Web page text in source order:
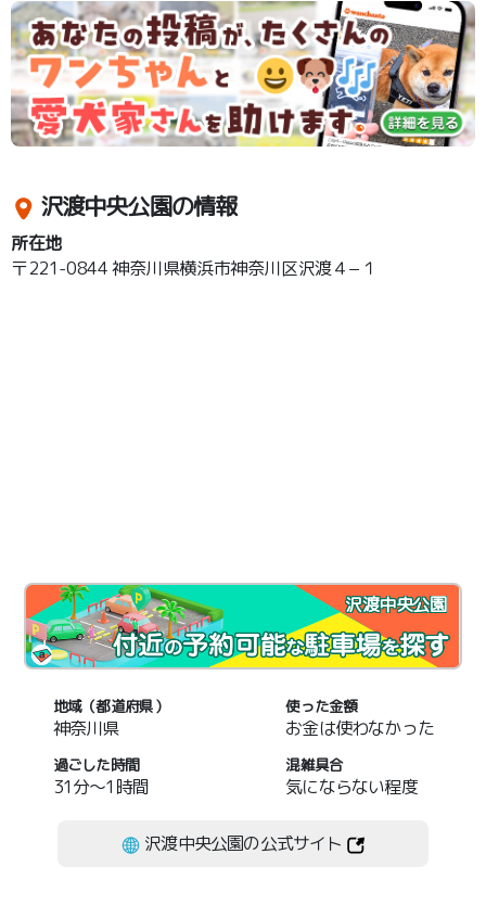
沢渡中央公園の情報
所在地
〒221-0844 神奈川県横浜市神奈川区沢渡４−１
沢渡中央公園
地域（都道府県）
神奈川県
使った金額
お金は使わなかった
過ごした時間
31分～1時間
混雑具合
気にならない程度
沢渡中央公園の公式サイト